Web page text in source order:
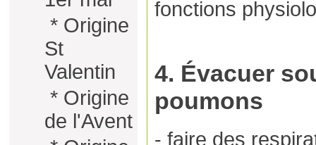
* Origine
St
Valentin
* Origine
de l'Avent
fonctions
4. Évacuer
poumons
- faire des